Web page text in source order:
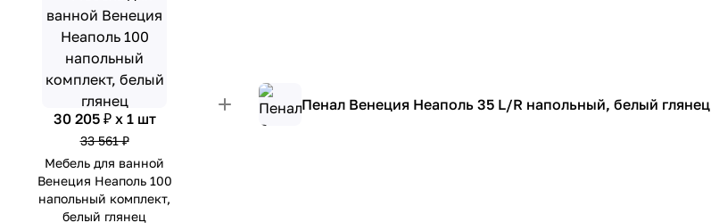
30 205 ₽ x 1 шт
33 561 ₽
Мебель для ванной
Венеция Неаполь 100
напольный комплект,
белый глянец
Пенал Венеция Неаполь 35 L/R напольный, белый глянец